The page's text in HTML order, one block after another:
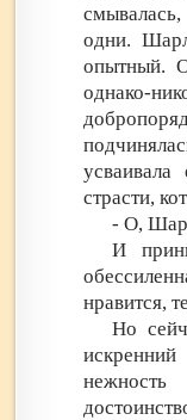
одни.
опытный.
однако-
страсти,
- О,
И
нравится,
Но